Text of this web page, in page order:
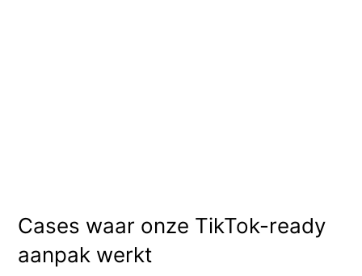
Cases waar onze TikTok-ready
aanpak werkt